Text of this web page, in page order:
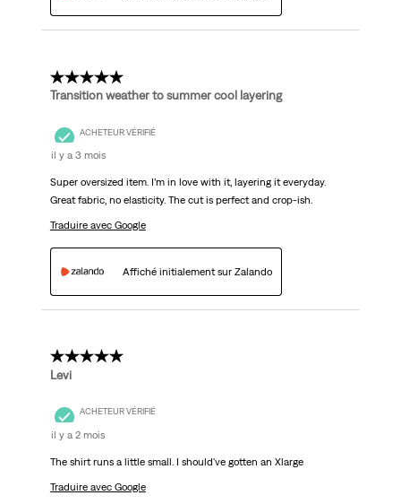
5 étoile(s) sur 5.
Transition weather to summer cool layering
ACHETEUR VÉRIFIÉ
il y a 3 mois
Super oversized item. I’m in love with it, layering it everyday.
Great fabric, no elasticity. The cut is perfect and crop-ish.
Traduire avec Google
Affiché initialement sur Zalando
4 étoile(s) sur 5.
Levi
ACHETEUR VÉRIFIÉ
il y a 2 mois
The shirt runs a little small. I should've gotten an Xlarge
Traduire avec Google